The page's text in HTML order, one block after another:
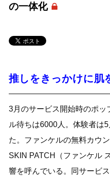
の一体化
推しをきっかけに肌
3月のサービス開始時のポッ
ル待ちは6000人。体験者は
た。ファンケルの無料カウ
SKIN PATCH（ファンケル
響を呼んでいる。同サービ